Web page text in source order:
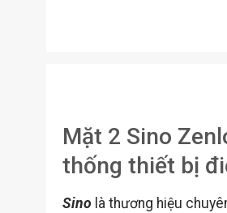
Mặt 2 Sino
thống thiết bị
Sino là thương hiệu